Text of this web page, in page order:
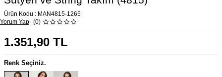
Ürün Kodu : MAN4815-1265
Yorum Yap (0)
1.351,90 TL
Renk Seçiniz.